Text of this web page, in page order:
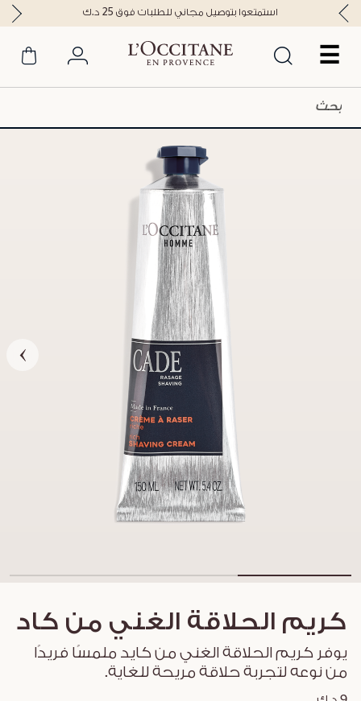
☰
استمتعوا بتوصيل مجاني للطلبات فوق 25 د.ك
كريم الحلاقة الغني من كاد
يوفر كريم الحلاقة الغني من كايد ملمسًا فريدًا
من نوعه لتجربة حلاقة مريحة للغاية.